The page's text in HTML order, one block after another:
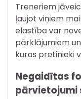
Treneriem
ļaujot viņiem
elastība var
pārklājumiem
kuras pretinieki
Negaidītas
pārvietojumi